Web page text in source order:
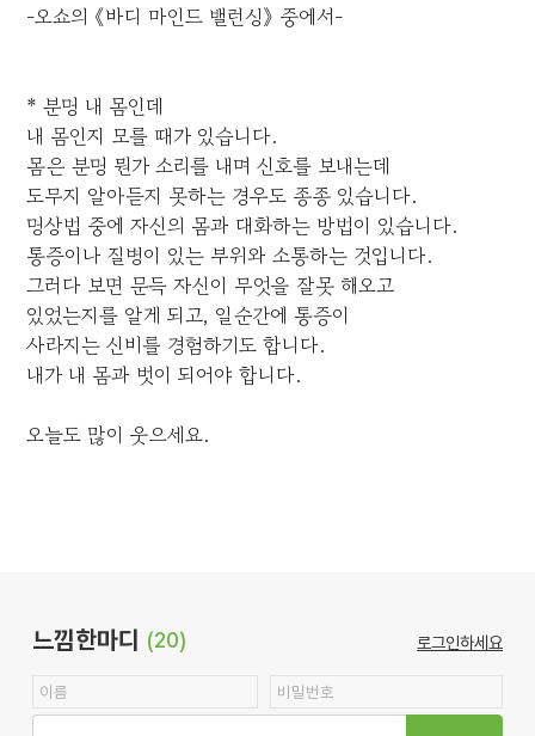
-오쇼의 《바디 마인드 밸런싱》 중에서-
* 분명 내 몸인데
내 몸인지 모를 때가 있습니다.
몸은 분명 뭔가 소리를 내며 신호를 보내는데
도무지 알아듣지 못하는 경우도 종종 있습니다.
명상법 중에 자신의 몸과 대화하는 방법이 있습니다.
통증이나 질병이 있는 부위와 소통하는 것입니다.
그러다 보면 문득 자신이 무엇을 잘못 해오고
있었는지를 알게 되고, 일순간에 통증이
사라지는 신비를 경험하기도 합니다.
내가 내 몸과 벗이 되어야 합니다.
오늘도 많이 웃으세요.
느낌한마디 (20) 로그인하세요